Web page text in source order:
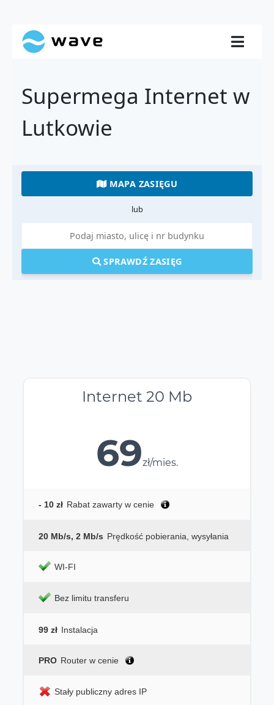
Supermega Internet w
Lutkowie
MAPA ZASIĘGU
lub
SPRAWDŹ ZASIĘG
Internet 20 Mb
69zł/mies.
- 10 zł Rabat zawarty w cenie
20 Mb/s, 2 Mb/s Prędkość pobierania, wysyłania
WI-FI
Bez limitu transferu
99 zł Instalacja
PRO Router w cenie
Stały publiczny adres IP